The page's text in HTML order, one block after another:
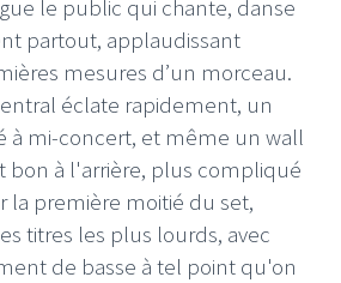
le public qui chante, danse
partout, applaudissant
mesures d’un morceau.
éclate rapidement, un
à mi-concert, et même un wall
bon à l'arrière, plus compliqué
la première moitié du set,
titres les plus lourds, avec
de basse à tel point qu'on